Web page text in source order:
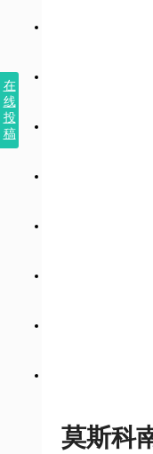
在
线
投
稿
莫斯科